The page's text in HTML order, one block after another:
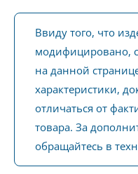
Ввиду того, что
модифицировано,
на данной
характеристики,
отличаться от
товара. За
обращайтесь в